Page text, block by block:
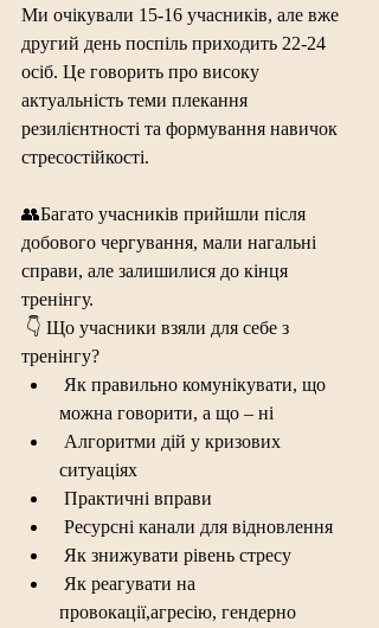
Ми очікували 15-16 учасників, але вже
другий день поспіль приходить 22-24
осіб. Це говорить про високу
актуальність теми плекання
резилієнтності та формування навичок
стресостійкості.
👥Багато учасників прийшли після
добового чергування, мали нагальні
справи, але залишилися до кінця
тренінгу.
👇 Що учасники взяли для себе з
тренінгу?
Як правильно комунікувати, що
можна говорити, а що – ні
Алгоритми дій у кризових
ситуаціях
Практичні вправи
Ресурсні канали для відновлення
Як знижувати рівень стресу
Як реагувати на
провокації,агресію, гендерно